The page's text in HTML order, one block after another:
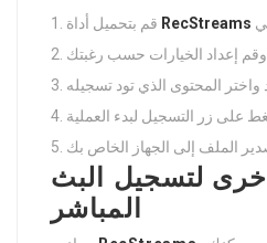
RecStreams
لتسجيل البث
المباشر